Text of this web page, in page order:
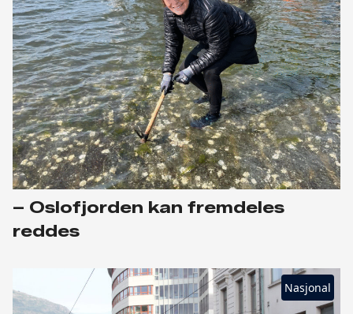
– Oslofjorden kan fremdeles
reddes
Nasjonal